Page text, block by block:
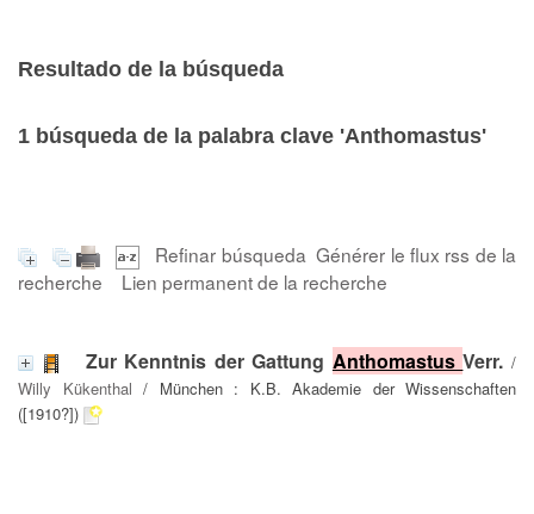
Resultado de la búsqueda
1 búsqueda de la palabra clave 'Anthomastus'
Refinar búsqueda Générer le flux rss de la
recherche
Lien permanent de la recherche
Zur Kenntnis der Gattung AnthomastusVerr. /
Willy Kükenthal / München : K.B. Akademie der Wissenschaften
([1910?])